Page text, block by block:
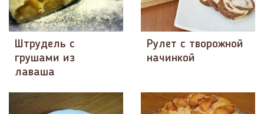
Штрудель с
грушами из
лаваша
Рулет с творожной
начинкой